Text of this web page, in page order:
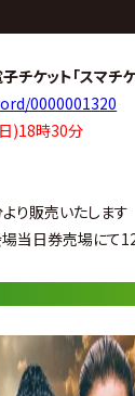
ケット「スマチ
0000001320
)18時30分
り販売いたします
当日券売場にて